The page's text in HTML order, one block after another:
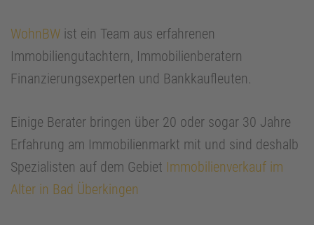
WohnBW ist ein Team aus erfahrenen
Immobiliengutachtern, Immobilienberatern
Finanzierungsexperten und Bankkaufleuten.
Einige Berater bringen über 20 oder sogar 30 Jahre
Erfahrung am Immobilienmarkt mit und sind deshalb
Spezialisten auf dem Gebiet Immobilienverkauf im
Alter in Bad Überkingen